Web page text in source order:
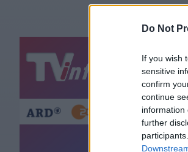
Do Not
If you wish
sensitive
confirm
continue
information
further
Jetzt
Gestern
How I